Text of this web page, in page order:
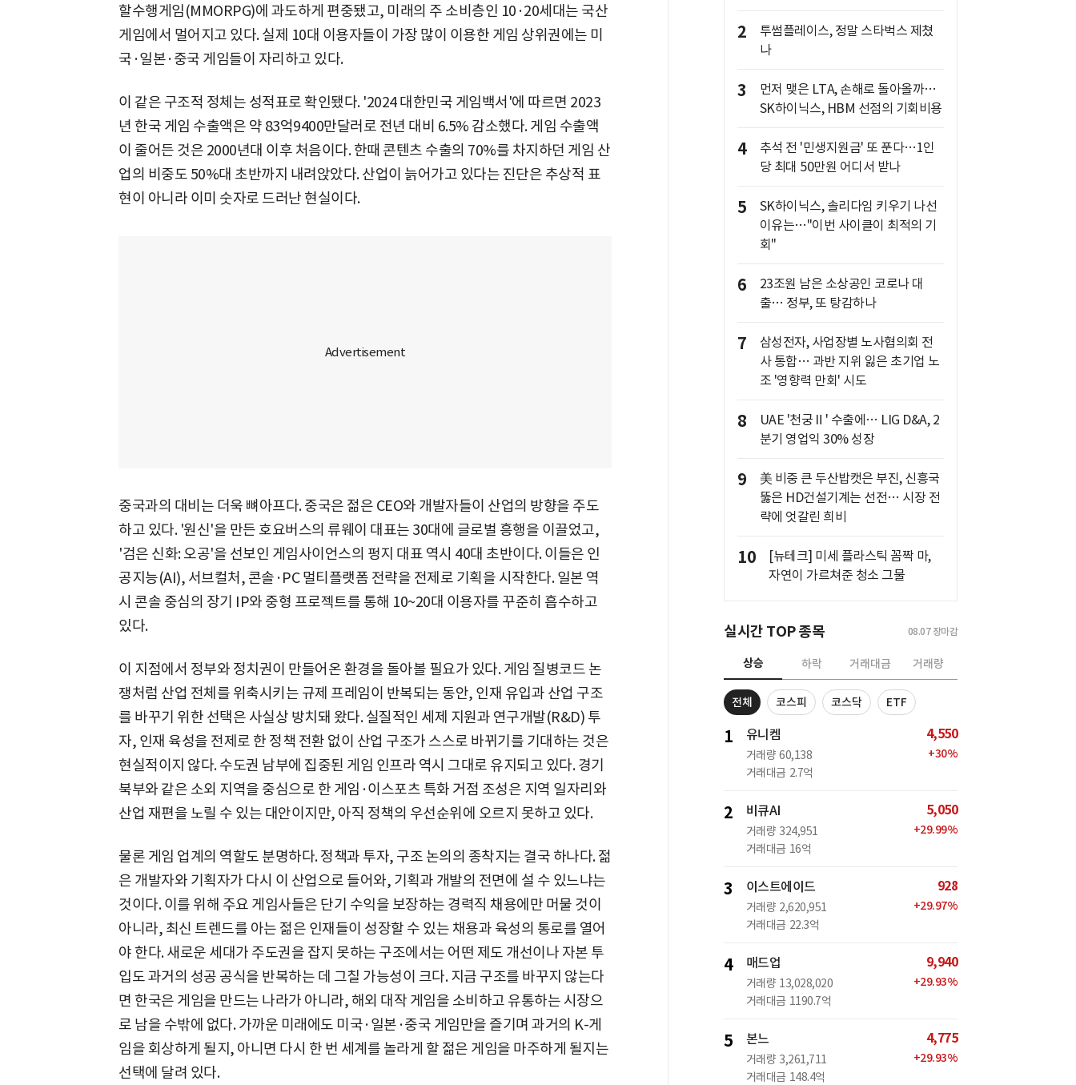
할수행게임(MMORPG)에 과도하게 편중됐고, 미래의 주 소비층인 10·20세대는 국산
게임에서 멀어지고 있다. 실제 10대 이용자들이 가장 많이 이용한 게임 상위권에는 미
국·일본·중국 게임들이 자리하고 있다.
이 같은 구조적 정체는 성적표로 확인됐다. '2024 대한민국 게임백서'에 따르면 2023
년 한국 게임 수출액은 약 83억9400만달러로 전년 대비 6.5% 감소했다. 게임 수출액
이 줄어든 것은 2000년대 이후 처음이다. 한때 콘텐츠 수출의 70%를 차지하던 게임 산
업의 비중도 50%대 초반까지 내려앉았다. 산업이 늙어가고 있다는 진단은 추상적 표
현이 아니라 이미 숫자로 드러난 현실이다.
중국과의 대비는 더욱 뼈아프다. 중국은 젊은 CEO와 개발자들이 산업의 방향을 주도
하고 있다. '원신'을 만든 호요버스의 류웨이 대표는 30대에 글로벌 흥행을 이끌었고,
'검은 신화: 오공'을 선보인 게임사이언스의 펑지 대표 역시 40대 초반이다. 이들은 인
공지능(AI), 서브컬처, 콘솔·PC 멀티플랫폼 전략을 전제로 기획을 시작한다. 일본 역
시 콘솔 중심의 장기 IP와 중형 프로젝트를 통해 10~20대 이용자를 꾸준히 흡수하고
있다.
이 지점에서 정부와 정치권이 만들어온 환경을 돌아볼 필요가 있다. 게임 질병코드 논
쟁처럼 산업 전체를 위축시키는 규제 프레임이 반복되는 동안, 인재 유입과 산업 구조
를 바꾸기 위한 선택은 사실상 방치돼 왔다. 실질적인 세제 지원과 연구개발(R&D) 투
자, 인재 육성을 전제로 한 정책 전환 없이 산업 구조가 스스로 바뀌기를 기대하는 것은
현실적이지 않다. 수도권 남부에 집중된 게임 인프라 역시 그대로 유지되고 있다. 경기
북부와 같은 소외 지역을 중심으로 한 게임·이스포츠 특화 거점 조성은 지역 일자리와
산업 재편을 노릴 수 있는 대안이지만, 아직 정책의 우선순위에 오르지 못하고 있다.
물론 게임 업계의 역할도 분명하다. 정책과 투자, 구조 논의의 종착지는 결국 하나다. 젊
은 개발자와 기획자가 다시 이 산업으로 들어와, 기획과 개발의 전면에 설 수 있느냐는
것이다. 이를 위해 주요 게임사들은 단기 수익을 보장하는 경력직 채용에만 머물 것이
아니라, 최신 트렌드를 아는 젊은 인재들이 성장할 수 있는 채용과 육성의 통로를 열어
야 한다. 새로운 세대가 주도권을 잡지 못하는 구조에서는 어떤 제도 개선이나 자본 투
입도 과거의 성공 공식을 반복하는 데 그칠 가능성이 크다. 지금 구조를 바꾸지 않는다
면 한국은 게임을 만드는 나라가 아니라, 해외 대작 게임을 소비하고 유통하는 시장으
로 남을 수밖에 없다. 가까운 미래에도 미국·일본·중국 게임만을 즐기며 과거의 K-게
임을 회상하게 될지, 아니면 다시 한 번 세계를 놀라게 할 젊은 게임을 마주하게 될지는
선택에 달려 있다.
2
투썸플레이스, 정말 스타벅스 제쳤
나
3
먼저 맺은 LTA, 손해로 돌아올까…
SK하이닉스, HBM 선점의 기회비용
4
추석 전 '민생지원금' 또 푼다…1인
당 최대 50만원 어디서 받나
5
SK하이닉스, 솔리다임 키우기 나선
이유는…"이번 사이클이 최적의 기
회"
6
23조원 남은 소상공인 코로나 대
출… 정부, 또 탕감하나
7
삼성전자, 사업장별 노사협의회 전
사 통합… 과반 지위 잃은 초기업 노
조 '영향력 만회' 시도
8
UAE '천궁Ⅱ' 수출에… LIG D&A, 2
분기 영업익 30% 성장
9
美 비중 큰 두산밥캣은 부진, 신흥국
뚫은 HD건설기계는 선전… 시장 전
략에 엇갈린 희비
10
[뉴테크] 미세 플라스틱 꼼짝 마,
자연이 가르쳐준 청소 그물
실시간 TOP 종목 08.07 장마감
상승 하락 거래대금 거래량
전체 코스피 코스닥 ETF
1 유니켐
거래량 60,138
거래대금 2.7억
4,550
+30%
2 비큐AI
거래량 324,951
거래대금 16억
5,050
+29.99%
3 이스트에이드
거래량 2,620,951
거래대금 22.3억
928
+29.97%
4 매드업
거래량 13,028,020
거래대금 1190.7억
9,940
+29.93%
5 본느
거래량 3,261,711
거래대금 148.4억
4,775
+29.93%